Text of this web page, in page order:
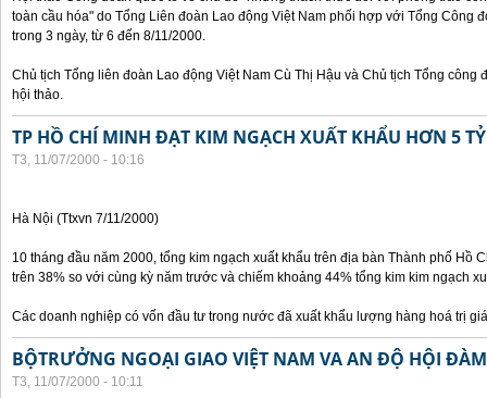
toàn cầu hóa" do Tổng Liên đoàn Lao động Việt Nam phối hợp với Tổng Công
trong 3 ngày, từ 6 đến 8/11/2000.
Chủ tịch Tổng liên đoàn Lao động Việt Nam Cù Thị Hậu và Chủ tịch Tổng công
hội thảo.
TP HỒ CHÍ MINH ĐẠT KIM NGẠCH XUẤT KHẨU HƠN 5
T3, 11/07/2000 - 10:16
Hà Nội (Ttxvn 7/11/2000)
10 tháng đầu năm 2000, tổng kim ngạch xuất khẩu trên địa bàn Thành phố Hồ
trên 38% so với cùng kỳ năm trước và chiếm khoảng 44% tổng kim kim ngạch
Các doanh nghiệp có vốn đầu tư trong nước đã xuất khẩu lượng hàng hoá trị
BỘTRƯỞNG NGOẠI GIAO VIỆT NAM VA AN ĐỘ HỘI ĐÀM
T3, 11/07/2000 - 10:11